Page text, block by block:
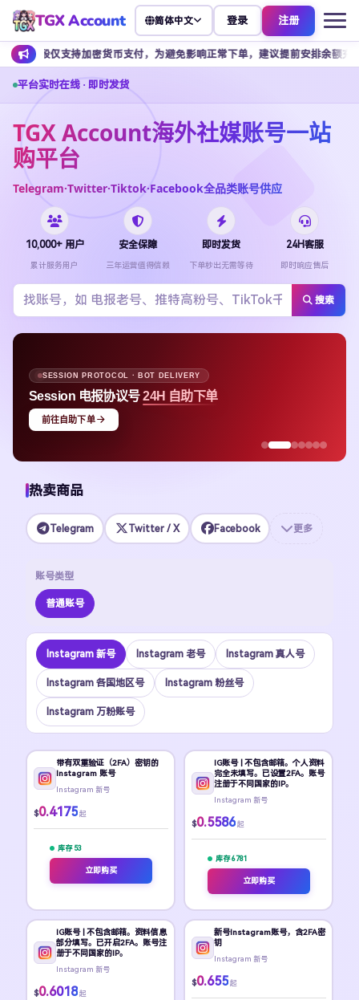
TGX Account 简体中文 登录 注册
货币支付，为避免影响正常下单，建议提前安排余额充值。 客
平台实时在线 · 即时发货
TGX Account海外社媒账号一站
购平台
Telegram·Twitter·Tiktok·Facebook全品类账号供应
10,000+ 用户
累计服务用户
安全保障
三年运营值得信赖
即时发货
下单秒出无需等待
24H客服
即时响应售后
搜索
SESSION PROTOCOL · BOT DELIVERY
Session 电报协议号24H 自助下单
前往自助下单
热卖商品
Telegram Twitter / X Facebook 更多
账号类型
普通账号
Instagram 新号 Instagram 老号 Instagram 真人号
Instagram 各国地区号 Instagram 粉丝号
Instagram 万粉账号
带有双重验证（2FA）密钥的
Instagram 账号
Instagram 新号
$0.4175 起
库存 53
立即购买
IG账号 | 不包含邮箱。个人资料
完全未填写。已设置2FA。账号
注册于不同国家的IP。
Instagram 新号
$0.5586 起
库存 6781
立即购买
IG账号 | 不包含邮箱。资料信息
部分填写。已开启2FA。账号注
册于不同国家的IP。
Instagram 新号
$0.6018 起
新号Instagram账号，含2FA密
钥
Instagram 新号
$0.655 起